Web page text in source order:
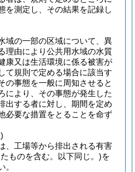
を測定し、その結果を記録し
域の一部の区域について、異
理由により公共用水域の水質
康又は生活環境に係る被害が
て規則で定める場合に該当す
の事態を一般に周知させると
により、その事態が発生した
出する者に対し、期間を定め
必要な措置をとることを命ず
、工場等から排出される有害
ものを含む。以下同じ。)を
。